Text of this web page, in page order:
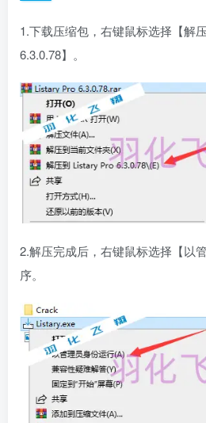
1.下载压缩包，右键鼠标选择【解
6.3.0.78】。
2.解压完成后，右键鼠标选择【以
序。